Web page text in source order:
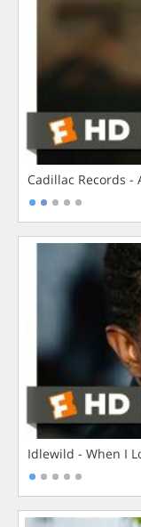
Cadillac Records -
Idlewild - When I